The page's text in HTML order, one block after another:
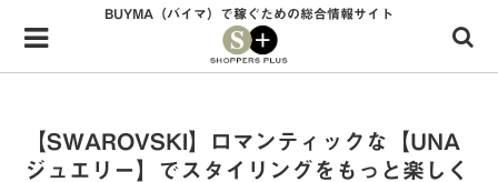
Menu
HOME
34歳独身OLバイマ実践記
BUYMA（バイマ）で稼ぐための総合情報サイト
【SWAROVSKI】ロマンティックな【UNA
ジュエリー】でスタイリングをもっと楽しく